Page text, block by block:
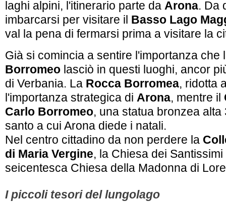
laghi alpini, l'itinerario parte da Arona. Da
imbarcarsi per visitare il Basso Lago
val la pena di fermarsi prima a visitare la
Già si comincia a sentire l'importanza che
Borromeo lasciò in questi luoghi, ancor
di Verbania. La Rocca Borromea, ridotta
l'importanza strategica di Arona, mentre il
Carlo Borromeo, una statua bronzea
santo a cui Arona diede i natali.
Nel centro cittadino da non perdere la
di Maria Vergine, la Chiesa dei
seicentesca Chiesa della Madonna di
I piccoli tesori del lungolago